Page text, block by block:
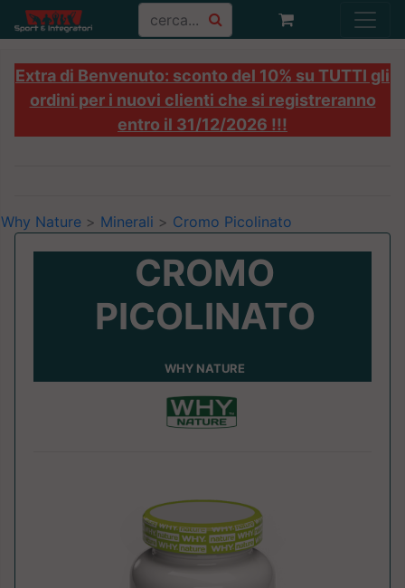
Extra di Benvenuto: sconto del 10% su TUTTI gli
ordini per i nuovi clienti che si registreranno
entro il 31/12/2026 !!!
Why Nature > Minerali > Cromo Picolinato
CROMO
PICOLINATO
WHY NATURE